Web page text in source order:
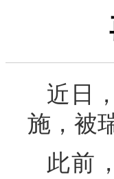
近日
施，被
此前